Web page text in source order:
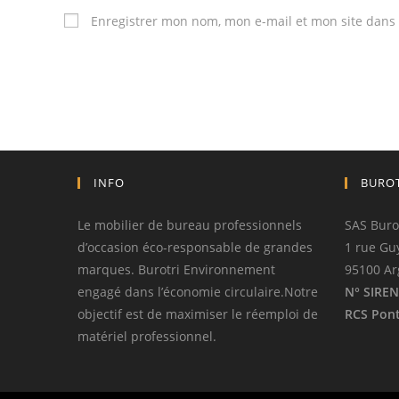
Enregistrer mon nom, mon e-mail et mon site
INFO
Le mobilier de bureau professionnels
d’occasion éco-responsable de grandes
marques. Burotri Environnement
engagé dans l’économie circulaire.Notre
objectif est de maximiser le réemploi de
matériel professionnel.
SAS
1 rue
95100
N° SIREN
RCS